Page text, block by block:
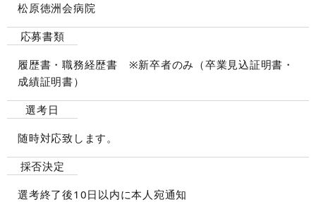
松原徳洲会病院
応募書類
履歴書・職務経歴書 ※新卒者のみ（卒業見込証明書・
成績証明書）
選考日
随時対応致します。
採否決定
選考終了後10日以内に本人宛通知